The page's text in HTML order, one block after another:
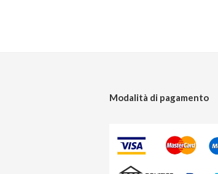
Modalità di pagamento